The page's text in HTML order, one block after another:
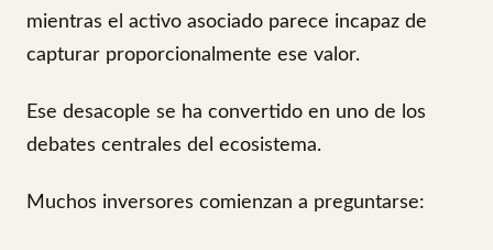
mientras el activo asociado parece incapaz de
capturar proporcionalmente ese valor.
Ese desacople se ha convertido en uno de los
debates centrales del ecosistema.
Muchos inversores comienzan a preguntarse: